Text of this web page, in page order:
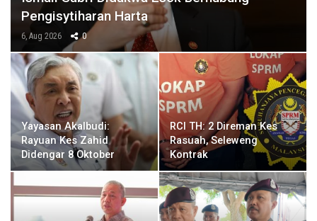
Pengisytiharan Harta
6, Aug 2026 0
Yayasan Akalbudi:
Rayuan Kes Zahid
Didengar 8 Oktober
RCI TH: 2 Direman Kes
Rasuah, Seleweng
Kontrak